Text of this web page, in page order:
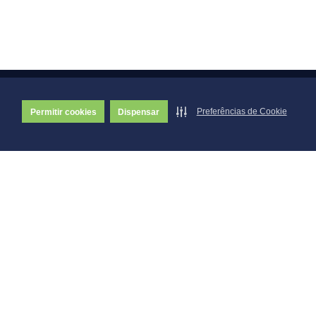
Permitir cookies Dispensar Preferências de Cookie